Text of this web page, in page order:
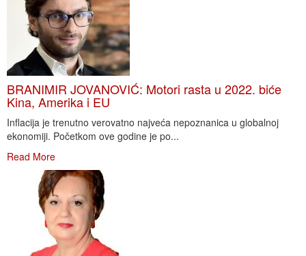
BRANIMIR JOVANOVIĆ: Motori rasta u 2022. biće
Kina, Amerika i EU
Inflacija je trenutno verovatno najveća nepoznanica u globalnoj
ekonomiji. Početkom ove godine je po...
Read More